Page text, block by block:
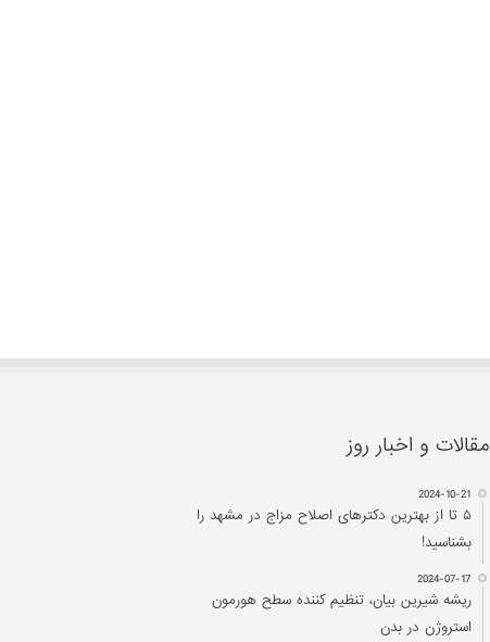
مقالات و اخبار روز
2024-10-21
۵ تا از بهترین دکتر‌های اصلاح مزاج در مشهد را
بشناسید!
2024-07-17
ریشه شیرین بیان، تنظیم کننده سطح هورمون
استروژن در بدن